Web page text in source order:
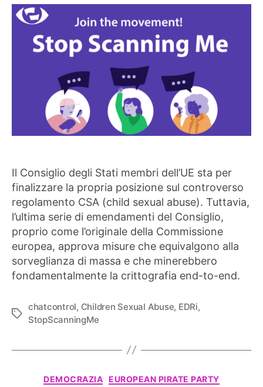
Il Consiglio degli Stati membri dell’UE sta per
finalizzare la propria posizione sul controverso
regolamento CSA (child sexual abuse). Tuttavia,
l’ultima serie di emendamenti del Consiglio,
proprio come l’originale della Commissione
europea, approva misure che equivalgono alla
sorveglianza di massa e che minerebbero
fondamentalmente la crittografia end-to-end.
Tag
chatcontrol, Children Sexual Abuse, EDRi,
StopScanningMe
Categorie
DEMOCRAZIA EUROPEAN PIRATE PARTY